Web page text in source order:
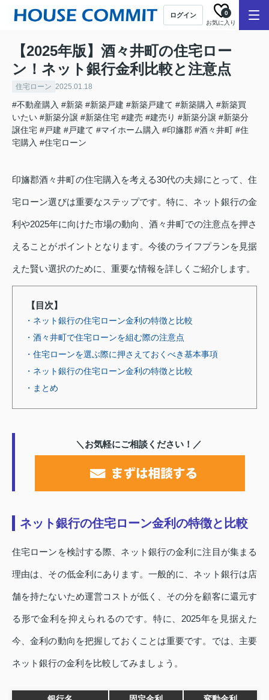
ログイン
お気に入り
0
【2025年版】酒々井町の住宅ロー
ン！ネット銀行金利比較と注意点
住宅ローン 2025.01.18
#不動産購入 #新築 #新築戸建 #新築戸建て #新築購入 #新築買
いたい #新築分譲 #新築住宅 #建売 #建売り #新築分譲 #新築分
譲住宅 #戸建 #戸建て #マイホーム購入 #印旛郡 #酒々井町 #住
宅購入 #住宅ローン
印旛郡酒々井町の住宅購入を考える30代の夫婦にとって、住
宅ローン選びは重要なステップです。特に、ネット銀行の金
利や2025年に向けた市場の動向、酒々井町での注意点を押さ
えることがポイントとなります。今後のライフプランを見据
えた賢い選択のために、重要な情報を詳しくご紹介します。
【目次】
・ネット銀行の住宅ローン金利の特徴と比較
・酒々井町で住宅ローンを組む際の注意点
・住宅ローンを選ぶ際に押さえておくべき基本事項
・ネット銀行の住宅ローン金利の特徴と比較
・まとめ
＼お気軽にご相談ください！／
ネット銀行の住宅ローン金利の特徴と比較
住宅ローンを検討する際、ネット銀行の金利に注目が集まる
理由は、その低金利にあります。一般的に、ネット銀行は店
舗を持たないため運営コストが低く、その分を顧客に還元す
る形で金利を抑えられるのです。特に、2025年を見据えた
今、金利の動向を把握しておくことは重要です。では、主要
ネット銀行の金利を比較してみましょう。